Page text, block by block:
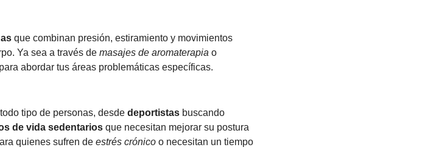
que combinan presión, estiramiento y movimientos
Ya sea a través de masajes de aromaterapia o
abordar tus áreas problemáticas específicas.
tipo de personas, desde deportistas buscando
de vida sedentarios que necesitan mejorar su postura
quienes sufren de estrés crónico o necesitan un tiempo